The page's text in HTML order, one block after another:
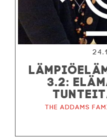
3.2:
The Addams